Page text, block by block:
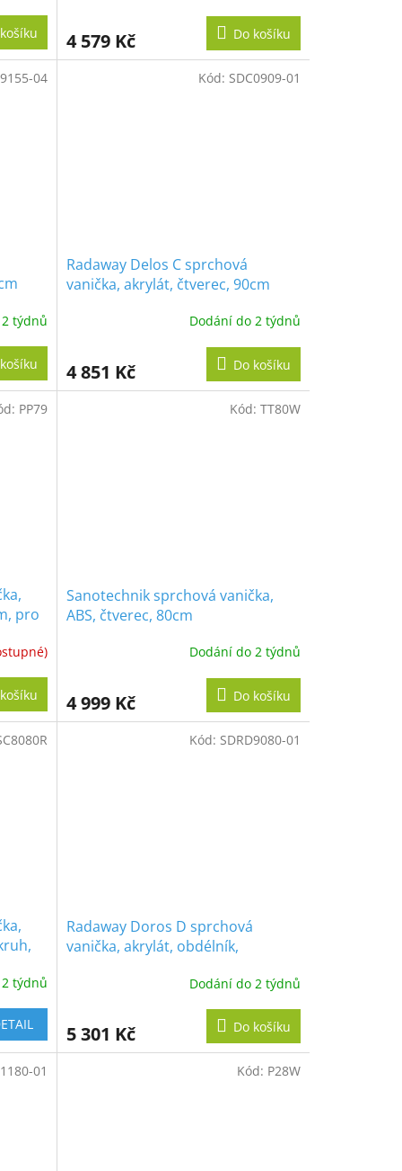
4 579 Kč Do košíku
týdnů
04
Radaway Delos C sprchová
vanička, akrylát, čtverec, 90cm
Dodání do 2 týdnů
4 851 Kč Do košíku
Kód: SDC0909-01
pro
PP79
Sanotechnik sprchová vanička,
ABS, čtverec, 80cm
Dodání do 2 týdnů
4 999 Kč Do košíku
Kód: TT80W
týdnů
Radaway Doros D sprchová
vanička, akrylát, obdélník,
Dodání do 2 týdnů
5 301 Kč Do košíku
Kód: SDRD9080-01
01 Kód: P28W